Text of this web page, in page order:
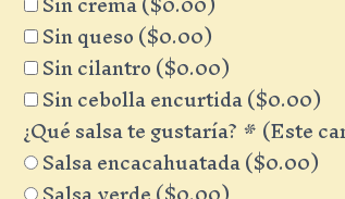
Sin queso ($0.00)
Sin cilantro ($0.00)
Sin cebolla encurtida ($0.00)
¿Qué salsa te gustaría?* (Este
Salsa encacahuatada ($0.00)